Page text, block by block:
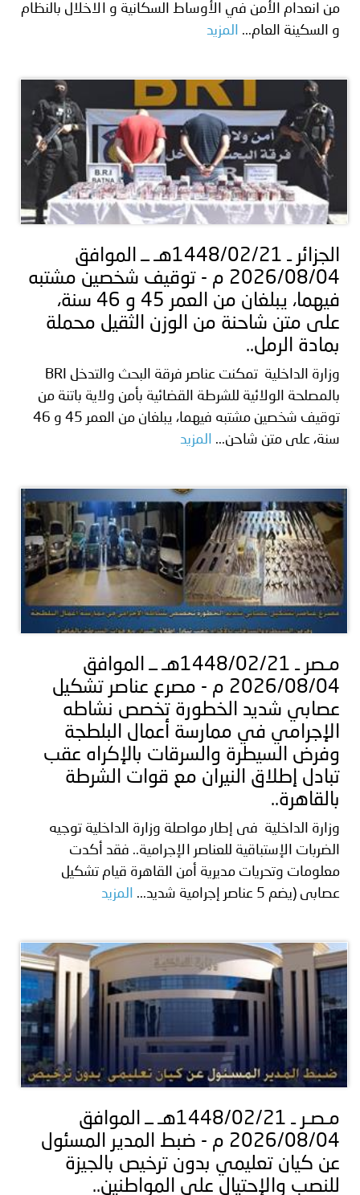
من انعدام الأمن في الأوساط السكانية و الاخلال بالنظام
و السكينة العام...
المزيد
الجزائر ـ 1448/02/21هـ ــ الموافق
2026/08/04 م - توقيف شخصين مشتبه
فيهما، يبلغان من العمر 45 و 46 سنة،
على متن شاحنة من الوزن الثقيل محملة
بمادة الرمل..
وزارة الداخلية تمكنت عناصر فرقة البحث والتدخل BRI
بالمصلحة الولائية للشرطة القضائية بأمن ولاية باتنة من
سنة، على متن شاحن...
المزيد
مـصر ـ 1448/02/21هـ ــ الموافق
2026/08/04 م - مصرع عناصر تشكيل
عصابي شديد الخطورة تخصص نشاطه
الإجرامي في ممارسة أعمال البلطجة
وفرض السيطرة والسرقات بالإكراه عقب
تبادل إطلاق النيران مع قوات الشرطة
بالقاهرة..
وزارة الداخلية فى إطار مواصلة وزارة الداخلية توجيه
الضربات الإستباقية للعناصر الإجرامية.. فقد أكدت
معلومات وتحريات مديرية أمن القاهرة قيام تشكيل
عصابى (يضم 5 عناصر إجرامية شديد...
المزيد
مـصـر ـ 1448/02/21هـ ــ الموافق
2026/08/04 م - ضبط المدير المسئول
عن كيان تعليمي بدون ترخيص بالجيزة
للنصب والإحتيال على المواطنين..